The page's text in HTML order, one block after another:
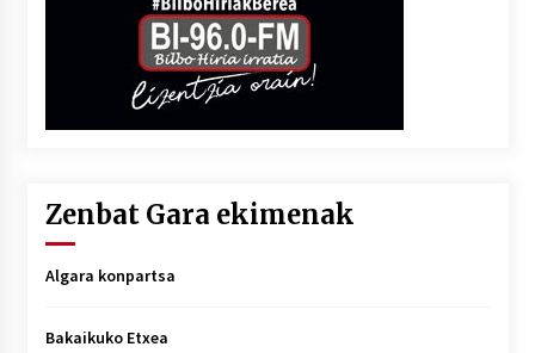
Zenbat Gara ekimenak
Algara konpartsa
Bakaikuko Etxea